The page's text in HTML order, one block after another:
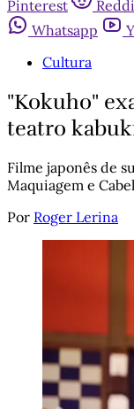
Pinterest
Whatsapp
Cultura
"Kokuho"
teatro
Filme japonês de
Maquiagem e
Por Roger Lerina